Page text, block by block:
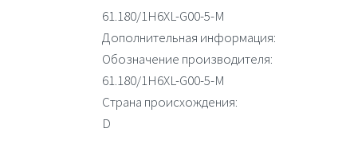
61.180/1H6XL-G00-5-M
Дополнительная информация:
Обозначение производителя:
61.180/1H6XL-G00-5-M
Страна происхождения:
D